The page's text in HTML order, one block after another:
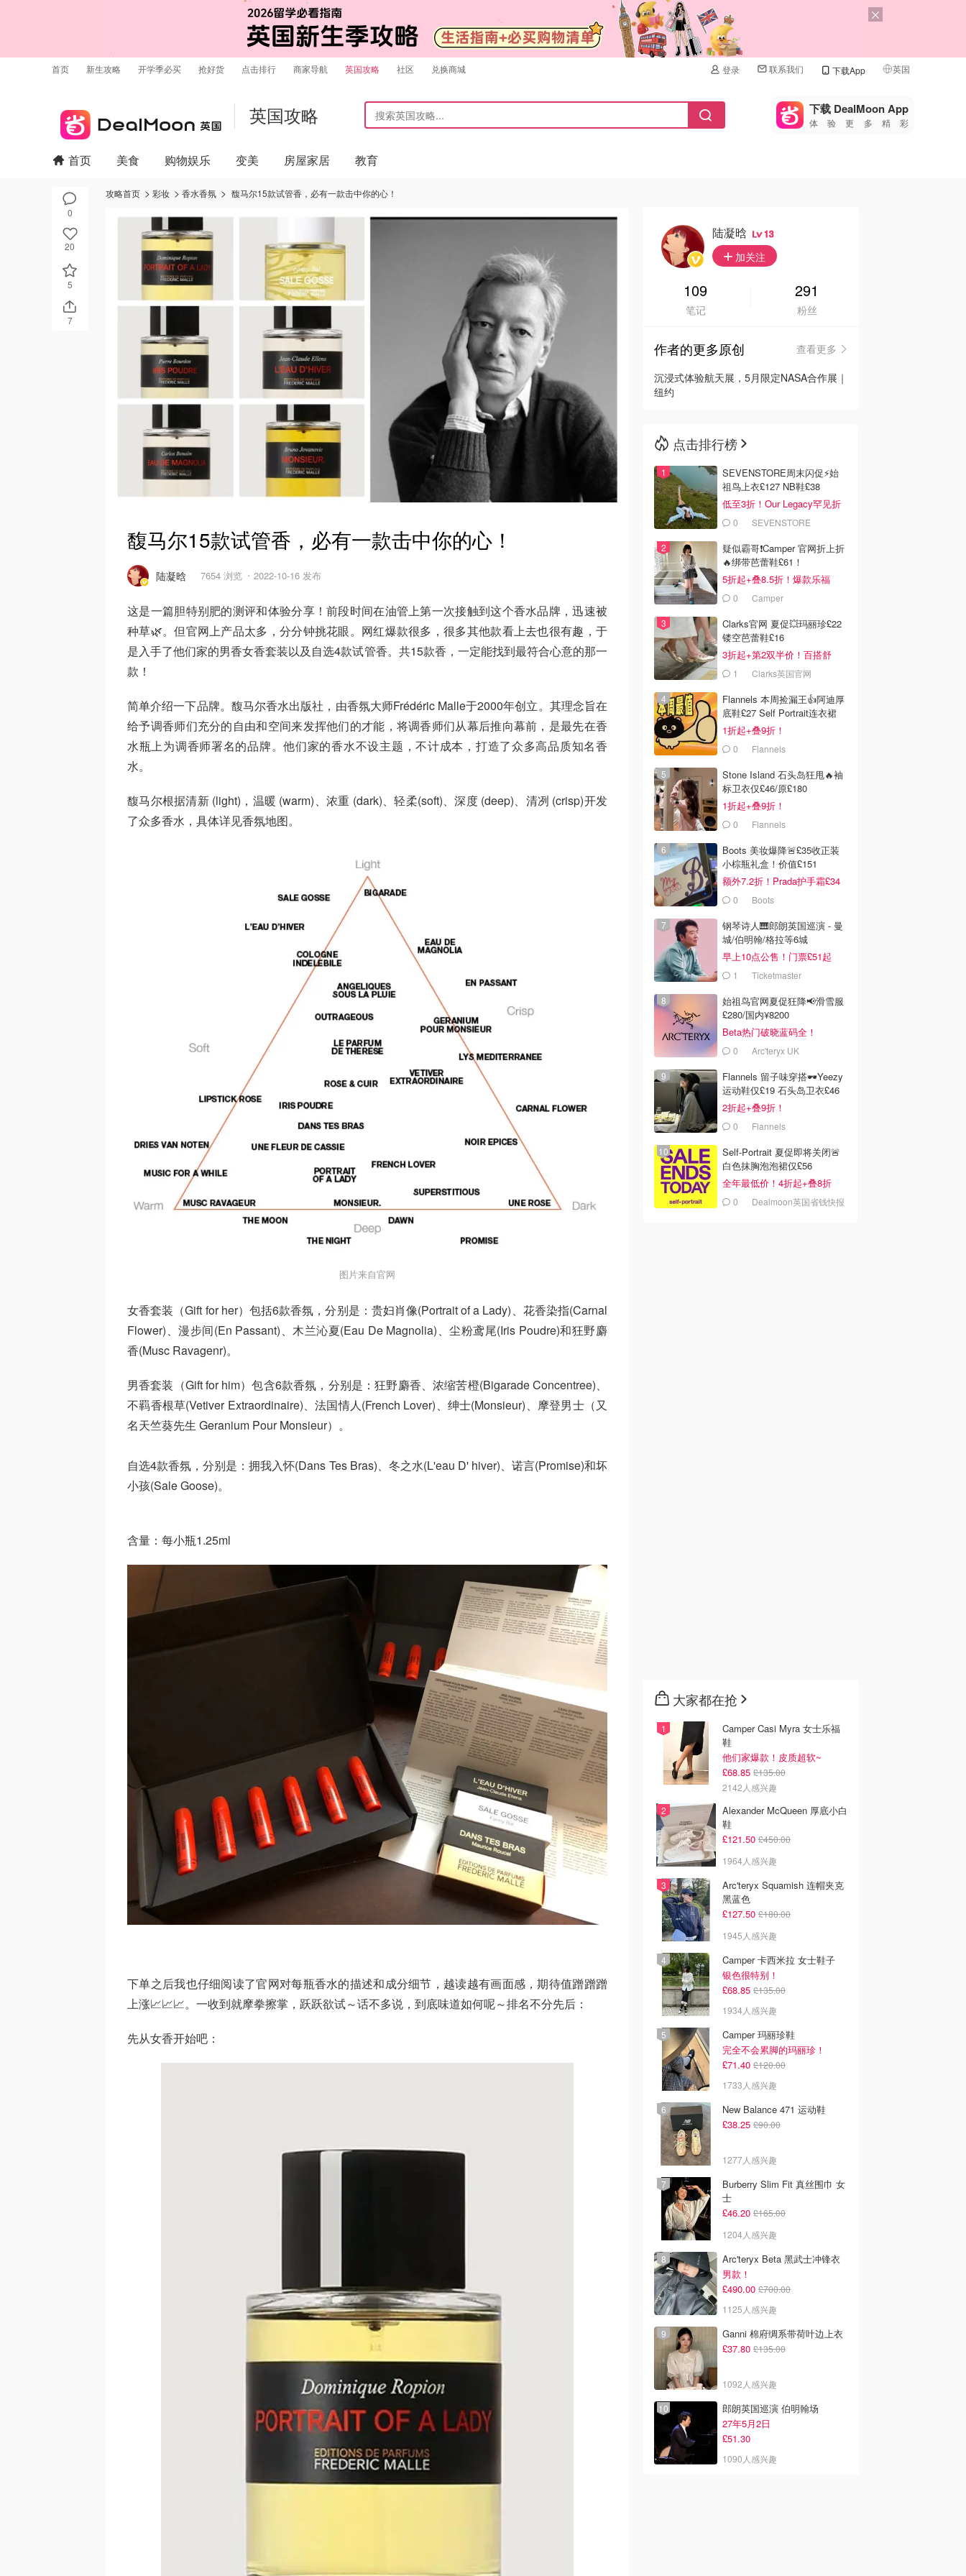
首页 新生攻略 开学季必买 抢好货 点击排行 商家导航 英国攻略 社区 兑换商城 登录 联系我们 下载App 英国
🇺🇸
🇨🇳 中国
🇦🇺
🇳🇿新西兰
英国攻略 下载 DealMoon App
体验更多精彩
0
20
5
7
首页 美食 购物娱乐 变美 房屋家居 教育
攻略首页 彩妆 香水香氛 馥马尔15款试管香，必有一款击中你的心！
馥马尔15款试管香，必有一款击中你的心！
陆凝晗 7654 浏览 2022-10-16 发布
这是一篇胆特别肥的测评和体验分享！前段时间在油管上第一次接触到这个香水品牌，迅速被
种草🌿。但官网上产品太多，分分钟挑花眼。网红爆款很多，很多其他款看上去也很有趣，于
是入手了他们家的男香女香套装以及自选4款试管香。共15款香，一定能找到最符合心意的那一
款！
简单介绍一下品牌。馥马尔香水出版社，由香氛大师Frédéric Malle于2000年创立。其理念旨在
给予调香师们充分的自由和空间来发挥他们的才能，将调香师们从幕后推向幕前，是最先在香
水瓶上为调香师署名的品牌。他们家的香水不设主题，不计成本，打造了众多高品质知名香
水。
馥马尔根据清新 (light)，温暖 (warm)、浓重 (dark)、轻柔(soft)、深度 (deep)、清冽 (crisp)开发
了众多香水，具体详见香氛地图。
图片来自官网
女香套装（Gift for her）包括6款香氛，分别是：贵妇肖像(Portrait of a Lady)、花香染指(Carnal
Flower)、漫步间(En Passant)、木兰沁夏(Eau De Magnolia)、尘粉鸢尾(Iris Poudre)和狂野麝
香(Musc Ravagenr)。
男香套装（Gift for him）包含6款香氛，分别是：狂野麝香、浓缩苦橙(Bigarade Concentree)、
不羁香根草(Vetiver Extraordinaire)、法国情人(French Lover)、绅士(Monsieur)、摩登男士（又
名天竺葵先生 Geranium Pour Monsieur）。
自选4款香氛，分别是：拥我入怀(Dans Tes Bras)、冬之水(L'eau D' hiver)、诺言(Promise)和坏
小孩(Sale Goose)。
含量：每小瓶1.25ml
下单之后我也仔细阅读了官网对每瓶香水的描述和成分细节，越读越有画面感，期待值蹭蹭蹭
上涨📈📈📈。一收到就摩拳擦掌，跃跃欲试～话不多说，到底味道如何呢～排名不分先后：
先从女香开始吧：
陆凝晗 13
加关注
109
笔记
291
粉丝
作者的更多原创
查看更多
沉浸式体验航天展，5月限定NASA合作展｜
纽约
点击排行榜
SEVENSTORE周末闪促⚡️始
祖鸟上衣£127 NB鞋£38
低至3折！Our Legacy罕见折
0 SEVENSTORE
疑似霸哥❗️Camper 官网折上折
🔥绑带芭蕾鞋£61！
5折起+叠8.5折！爆款乐福
£68！
0 Camper
Clarks官网 夏促💥玛丽珍£22
镂空芭蕾鞋£16
3折起+第2双半价！百搭舒
服！1 Clarks英国官网
Flannels 本周捡漏王👍阿迪厚
底鞋£27 Self Portrait连衣裙
£63
1折起+叠9折！
0 Flannels
Stone Island 石头岛狂甩🔥袖
标卫衣仅£46/原£180
1折起+叠9折！
0 Flannels
Boots 美妆爆降🚨£35收正装
小棕瓶礼盒！价值£151
额外7.2折！Prada护手霜£34
0 Boots
钢琴诗人🎹郎朗英国巡演 - 曼
城/伯明翰/格拉等6城
早上10点公售！门票£51起
1 Ticketmaster
始祖鸟官网夏促狂降📢滑雪服
£280/国内¥8200
Beta热门破晓蓝码全！
0 Arc'teryx UK
Flannels 留子味穿搭🕶️Yeezy
运动鞋仅£19 石头岛卫衣£46
2折起+叠9折！
0 Flannels
Self-Portrait 夏促即将关闭🚨
白色抹胸泡泡裙仅£56
全年最低价！4折起+叠8折
0 Dealmoon英国省钱快报
大家都在抢
Camper Casi Myra 女士乐福
鞋
他们家爆款！皮质超软~
£68.85 £135.00
2142人感兴趣
Alexander McQueen 厚底小白
鞋
£121.50 £450.00
1964人感兴趣
Arc'teryx Squamish 连帽夹克
黑蓝色
£127.50 £180.00
1945人感兴趣
Camper 卡西米拉 女士鞋子
银色很特别！
£68.85 £135.00
1934人感兴趣
Camper 玛丽珍鞋
完全不会累脚的玛丽珍！
£71.40 £120.00
1733人感兴趣
New Balance 471 运动鞋
£38.25 £90.00
1277人感兴趣
Burberry Slim Fit 真丝围巾 女
士
£46.20 £165.00
1204人感兴趣
Arc'teryx Beta 黑武士冲锋衣
男款！
£490.00 £700.00
1125人感兴趣
Ganni 棉府绸系带荷叶边上衣
£37.80 £135.00
1092人感兴趣
郎朗英国巡演 伯明翰场
27年5月2日
£51.30
1090人感兴趣